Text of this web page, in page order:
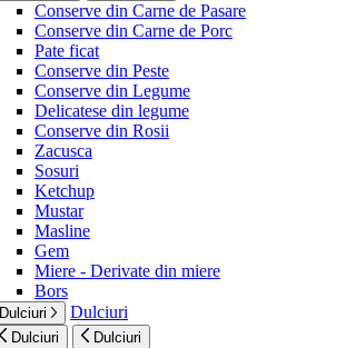
Conserve din Carne de Pasare
Conserve din Carne de Porc
Pate ficat
Conserve din Peste
Conserve din Legume
Delicatese din legume
Conserve din Rosii
Zacusca
Sosuri
Ketchup
Mustar
Masline
Gem
Miere - Derivate din miere
Bors
Dulciuri Dulciuri
Dulciuri Dulciuri